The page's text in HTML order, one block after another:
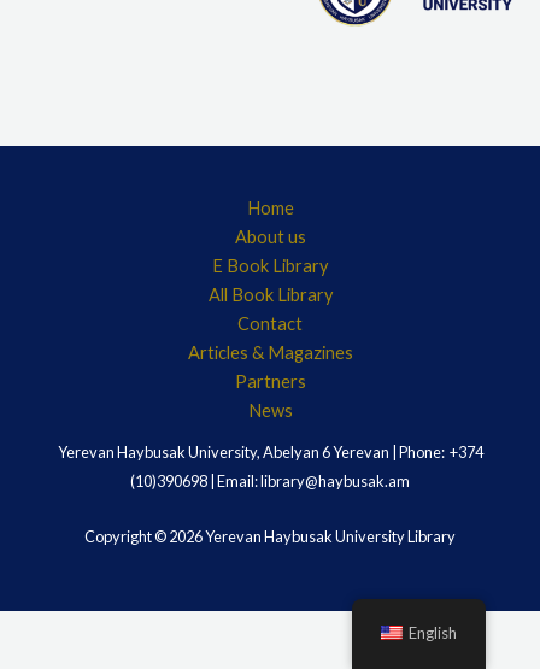
Home
About us
E Book Library
All Book Library
Contact
Articles & Magazines
Partners
News
Yerevan Haybusak University, Abelyan 6 Yerevan | Phone: +374
(10)390698 | Email: library@haybusak.am
Copyright © 2026 Yerevan Haybusak University Library
English